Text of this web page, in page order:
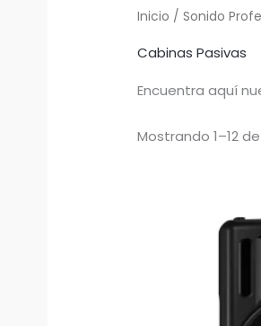
Inicio /Sonido
Cabinas Pasivas
Encuentra aquí
Mostrando 1–12